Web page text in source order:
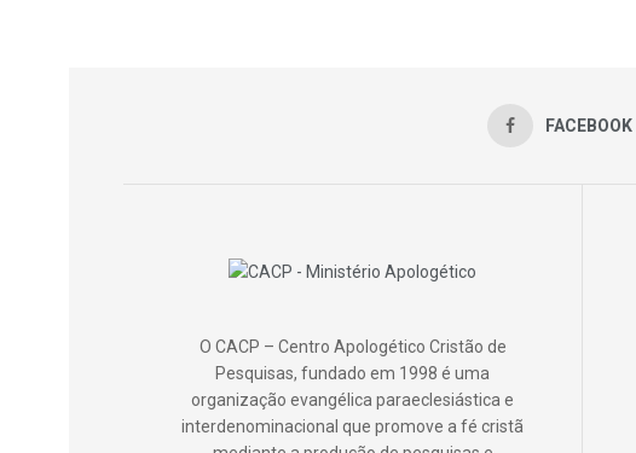
FACEBOOK
O CACP – Centro Apologético Cristão de
Pesquisas, fundado em 1998 é uma
organização evangélica paraeclesiástica e
interdenominacional que promove a fé cristã